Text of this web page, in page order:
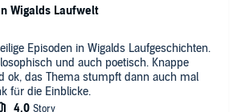
Episoden in Wigalds Laufgeschichten.
und auch poetisch. Knappe
ok, das Thema stumpft dann auch mal
für die Einblicke.
Wigalds Laufwelt